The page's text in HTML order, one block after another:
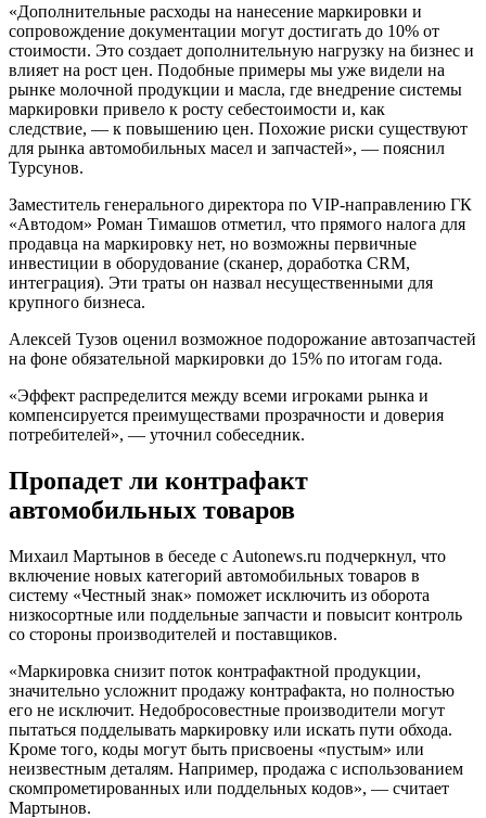
«Дополнительные расходы на нанесение маркировки и
сопровождение документации могут достигать до 10% от
стоимости. Это создает дополнительную нагрузку на бизнес и
влияет на рост цен. Подобные примеры мы уже видели на
рынке молочной продукции и масла, где внедрение системы
маркировки привело к росту себестоимости и, как
следствие, — к повышению цен. Похожие риски существуют
для рынка автомобильных масел и запчастей», — пояснил
Турсунов.
Заместитель генерального директора по VIP-направлению ГК
«Автодом» Роман Тимашов отметил, что прямого налога для
продавца на маркировку нет, но возможны первичные
инвестиции в оборудование (сканер, доработка CRM,
интеграция). Эти траты он назвал несущественными для
крупного бизнеса.
Алексей Тузов оценил возможное подорожание автозапчастей
на фоне обязательной маркировки до 15% по итогам года.
«Эффект распределится между всеми игроками рынка и
компенсируется преимуществами прозрачности и доверия
потребителей», — уточнил собеседник.
Пропадет ли контрафакт
автомобильных товаров
Михаил Мартынов в беседе с Autonews.ru подчеркнул, что
включение новых категорий автомобильных товаров в
систему «Честный знак» поможет исключить из оборота
низкосортные или поддельные запчасти и повысит контроль
со стороны производителей и поставщиков.
«Маркировка снизит поток контрафактной продукции,
значительно усложнит продажу контрафакта, но полностью
его не исключит. Недобросовестные производители могут
пытаться подделывать маркировку или искать пути обхода.
Кроме того, коды могут быть присвоены «пустым» или
неизвестным деталям. Например, продажа с использованием
скомпрометированных или поддельных кодов», — считает
Мартынов.